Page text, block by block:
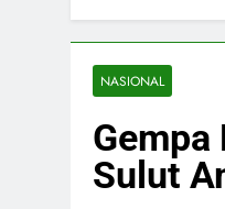
NASIONAL
Gempa
Sulut